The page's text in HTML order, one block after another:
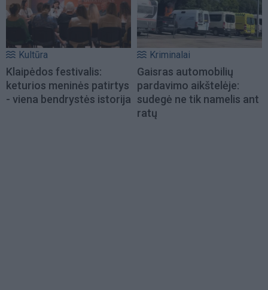
Kultūra
Klaipėdos festivalis:
keturios meninės patirtys
- viena bendrystės istorija
Kriminalai
Gaisras automobilių
pardavimo aikštelėje:
sudegė ne tik namelis ant
ratų